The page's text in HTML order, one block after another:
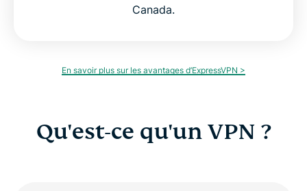
Canada.
En savoir plus sur les avantages d’ExpressVPN >
Qu'est-ce qu'un VPN ?